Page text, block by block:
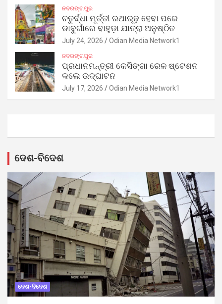
ନବରଙ୍ଗପୁର
ଚତୁର୍ଦ୍ଧା ମୂର୍ତ୍ତୀ ରଥାରୂଢ଼ ହେବା ପରେ
ଡାବୁଗାଁରେ ବାହୁଡ଼ା ଯାତ୍ରା ଅନୁଷ୍ଠିତ
July 24, 2026 Odian Media Network1
ନବରଙ୍ଗପୁର
ପ୍ରଧାନମନ୍ତ୍ରୀ କେସିଙ୍ଗା ରେଳ ଷ୍ଟେଶନ
କଲେ ଉଦ୍‌ଘାଟନ
July 17, 2026 Odian Media Network1
ଦେଶ-ବିଦେଶ
ଦେଶ-ବିଦେଶ